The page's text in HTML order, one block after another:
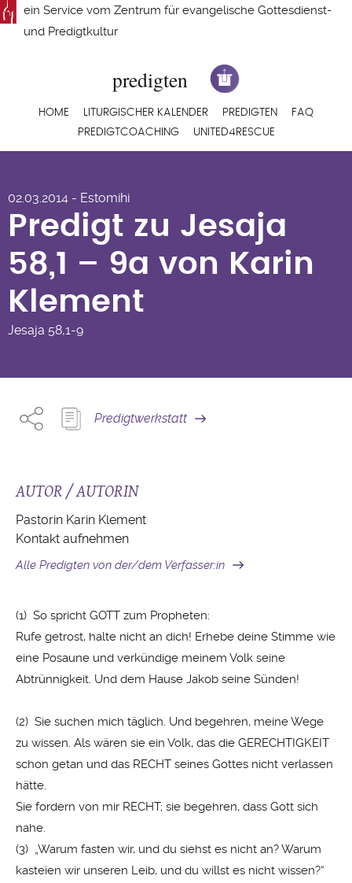
Direkt
zum
ein Service vom Zentrum für evangelische Gottesdienst-
und Predigtkultur
Hauptnavigation
HOME LITURGISCHER KALENDER PREDIGTEN
FAQ
PREDIGTCOACHING
UNITED4RESCUE
58,1 – 9a von Karin
Klement
02.03.2014 - Estomihi
Predigt zu Jesaja
58,1 – 9a von Karin
Klement
Jesaja 58,1-9
Predigtwerkstatt
AUTOR / AUTORIN
Pastorin Karin Klement
Kontakt aufnehmen
Alle Predigten von der/dem Verfasser:in
(1) So spricht GOTT zum Propheten:
Rufe getrost, halte nicht an dich! Erhebe deine Stimme wie
eine Posaune und verkündige meinem Volk seine
Abtrünnigkeit. Und dem Hause Jakob seine Sünden!
(2) Sie suchen mich täglich. Und begehren, meine Wege
zu wissen. Als wären sie ein Volk, das die GERECHTIGKEIT
schon getan und das RECHT seines Gottes nicht verlassen
hätte.
Sie fordern von mir RECHT; sie begehren, dass Gott sich
nahe.
(3) „Warum fasten wir, und du siehst es nicht an? Warum
kasteien wir unseren Leib, und du willst es nicht wissen?“